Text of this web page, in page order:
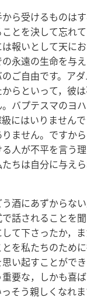
ら受けるものは
とを決して忘れ
報いとして天にお
永遠の生命を与
ご自由です。ア
らといって，彼
バプテスマのヨ
にはいりません
ません。ですか
人が不平を言う
ちは自分に与え
酒にあずからな
話されることを
て下さったか，
を私たちのため
い起すことがで
要な，しかも喜
そう親しくなれま